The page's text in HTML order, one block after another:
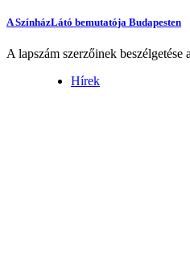
A SzínházLátó bemutatója Budapesten
A lapszám szerzőinek
Hírek